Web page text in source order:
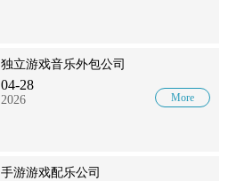
独立游戏音乐外包公司
04-28
2026 More
手游游戏配乐公司